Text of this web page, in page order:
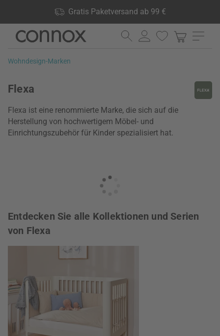
Gratis Paketversand ab 99 €
lagernd, 60 Tage Rückgaberecht
Direkt
Seiteninhalt
Direkt
Suchfeld
Wohndesign-Marken
Flexa
Flexa ist eine renommierte Marke, die sich auf die
Herstellung von hochwertigem Möbel- und
Einrichtungszubehör für Kinder spezialisiert hat.
Entdecken Sie alle Kollektionen und Serien
von Flexa